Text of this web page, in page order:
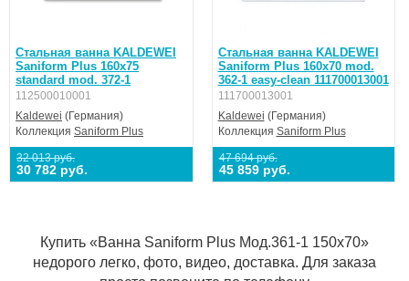
Стальная ванна KALDEWEI
Saniform Plus 160x75
standard mod. 372-1
112500010001
Kaldewei (Германия)
Коллекция Saniform Plus
32 013 руб.
30 782 руб.
Стальная ванна KALDEWEI
Saniform Plus 160x70 mod.
362-1 easy-clean 111700013001
111700013001
Kaldewei (Германия)
Коллекция Saniform Plus
47 694 руб.
45 859 руб.
Купить «Ванна Saniform Plus Мод.361-1 150х70»
недорого легко, фото, видео, доставка. Для заказа